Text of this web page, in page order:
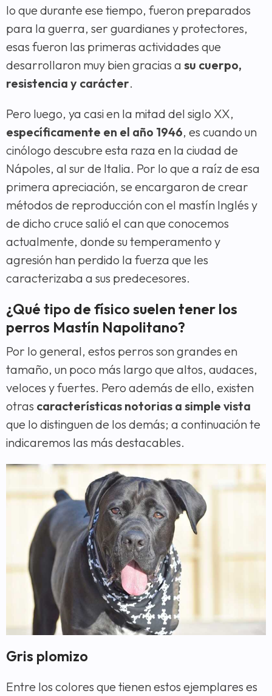
lo que durante ese tiempo, fueron preparados
para la guerra, ser guardianes y protectores,
esas fueron las primeras actividades que
desarrollaron muy bien gracias a su cuerpo,
resistencia y carácter.
Pero luego, ya casi en la mitad del siglo XX,
específicamente en el año 1946, es cuando un
cinólogo descubre esta raza en la ciudad de
Nápoles, al sur de Italia. Por lo que a raíz de esa
primera apreciación, se encargaron de crear
métodos de reproducción con el mastín Inglés y
de dicho cruce salió el can que conocemos
actualmente, donde su temperamento y
agresión han perdido la fuerza que les
caracterizaba a sus predecesores.
¿Qué tipo de físico suelen tener los
perros Mastín Napolitano?
Por lo general, estos perros son grandes en
tamaño, un poco más largo que altos, audaces,
veloces y fuertes. Pero además de ello, existen
otras características notorias a simple vista
que lo distinguen de los demás; a continuación te
indicaremos las más destacables.
Gris plomizo
Entre los colores que tienen estos ejemplares es